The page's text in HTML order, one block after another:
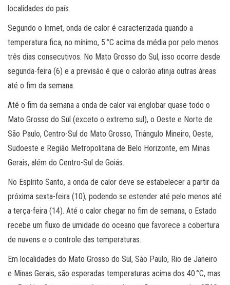
localidades do país.
Segundo o Inmet, onda de calor é caracterizada quando a
temperatura fica, no mínimo, 5 °C acima da média por pelo menos
três dias consecutivos. No Mato Grosso do Sul, isso ocorre desde
segunda-feira (6) e a previsão é que o calorão atinja outras áreas
até o fim da semana.
Até o fim da semana a onda de calor vai englobar quase todo o
Mato Grosso do Sul (exceto o extremo sul), o Oeste e Norte de
São Paulo, Centro-Sul do Mato Grosso, Triângulo Mineiro, Oeste,
Sudoeste e Região Metropolitana de Belo Horizonte, em Minas
Gerais, além do Centro-Sul de Goiás.
No Espírito Santo, a onda de calor deve se estabelecer a partir da
próxima sexta-feira (10), podendo se estender até pelo menos até
a terça-feira (14). Até o calor chegar no fim de semana, o Estado
recebe um fluxo de umidade do oceano que favorece a cobertura
de nuvens e o controle das temperaturas.
Em localidades do Mato Grosso do Sul, São Paulo, Rio de Janeiro
e Minas Gerais, são esperadas temperaturas acima dos 40 °C, mas